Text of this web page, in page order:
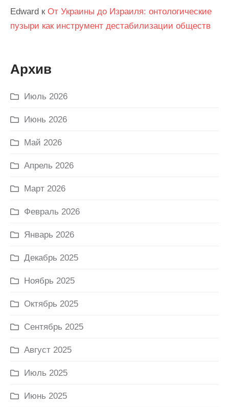
Edward к От Украины до Израиля: онтологические
пузыри как инструмент дестабилизации обществ
Архив
Июль 2026
Июнь 2026
Май 2026
Апрель 2026
Март 2026
Февраль 2026
Январь 2026
Декабрь 2025
Ноябрь 2025
Октябрь 2025
Сентябрь 2025
Август 2025
Июль 2025
Июнь 2025